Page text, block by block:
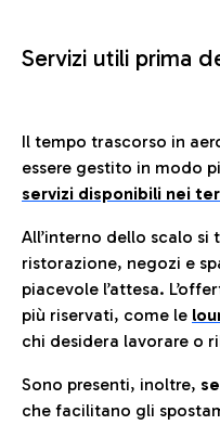
Servizi utili prima
Il tempo trascorso in
essere gestito in modo
servizi disponibili nei
All’interno dello scalo si
ristorazione, negozi e
piacevole l’attesa.
più riservati, come le
chi desidera lavorare o
Sono presenti, inoltre,
che facilitano gli